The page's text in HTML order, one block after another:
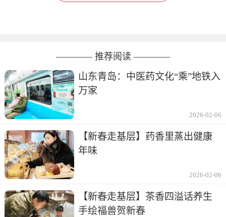
———— 推荐阅读 ————
山东青岛：中医药文化“乘”地铁入
万家
2026-02-06
【新春走基层】药香里蒸出健康
年味
2026-02-06
【新春走基层】茶香四溢话养生
手绘福兽贺新春